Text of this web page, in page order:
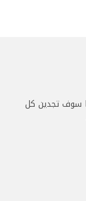
سوف تجدين كل